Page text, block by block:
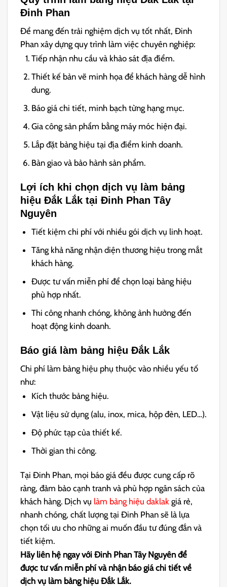
Đinh Phan
Để mang đến trải nghiệm dịch vụ tốt nhất, Đinh
Phan xây dựng quy trình làm việc chuyên nghiệp:
Tiếp nhận nhu cầu và khảo sát địa điểm.
Thiết kế bản vẽ minh họa để khách hàng dễ hình
dung.
Báo giá chi tiết, minh bạch từng hạng mục.
Gia công sản phẩm bằng máy móc hiện đại.
Lắp đặt bảng hiệu tại địa điểm kinh doanh.
Bàn giao và bảo hành sản phẩm.
Lợi ích khi chọn dịch vụ làm bảng
hiệu Đắk Lắk tại Đinh Phan Tây
Nguyên
Tiết kiệm chi phí với nhiều gói dịch vụ linh hoạt.
Tăng khả năng nhận diện thương hiệu trong mắt
khách hàng.
Được tư vấn miễn phí để chọn loại bảng hiệu
phù hợp nhất.
Thi công nhanh chóng, không ảnh hưởng đến
hoạt động kinh doanh.
Báo giá làm bảng hiệu Đắk Lắk
Chi phí làm bảng hiệu phụ thuộc vào nhiều yếu tố
như:
Kích thước bảng hiệu.
Vật liệu sử dụng (alu, inox, mica, hộp đèn, LED…).
Độ phức tạp của thiết kế.
Thời gian thi công.
Tại Đinh Phan, mọi báo giá đều được cung cấp rõ
ràng, đảm bảo cạnh tranh và phù hợp ngân sách của
khách hàng. Dịch vụ làm bảng hiệu daklak giá rẻ,
nhanh chóng, chất lượng tại Đinh Phan sẽ là lựa
chọn tối ưu cho những ai muốn đầu tư đúng đắn và
tiết kiệm.
Hãy liên hệ ngay với Đinh Phan Tây Nguyên để
được tư vấn miễn phí và nhận báo giá chi tiết về
dịch vụ làm bảng hiệu Đắk Lắk.